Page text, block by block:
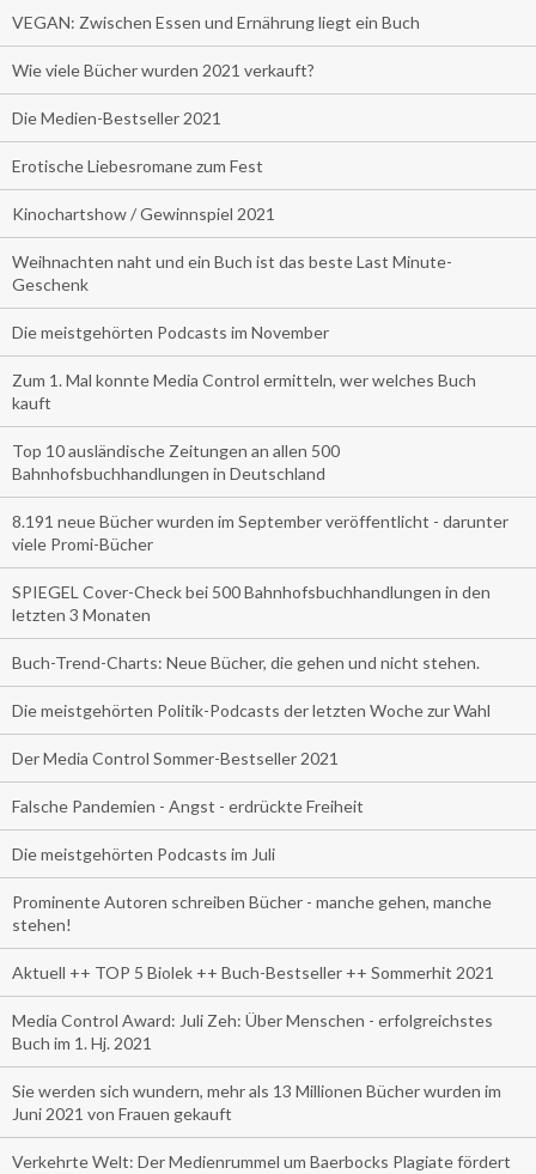
VEGAN: Zwischen Essen und Ernährung liegt ein Buch
Wie viele Bücher wurden 2021 verkauft?
Die Medien-Bestseller 2021
Erotische Liebesromane zum Fest
Kinochartshow / Gewinnspiel 2021
Weihnachten naht und ein Buch ist das beste Last Minute-
Geschenk
Die meistgehörten Podcasts im November
Zum 1. Mal konnte Media Control ermitteln, wer welches Buch
kauft
Top 10 ausländische Zeitungen an allen 500
Bahnhofsbuchhandlungen in Deutschland
8.191 neue Bücher wurden im September veröffentlicht - darunter
viele Promi-Bücher
SPIEGEL Cover-Check bei 500 Bahnhofsbuchhandlungen in den
letzten 3 Monaten
Buch-Trend-Charts: Neue Bücher, die gehen und nicht stehen.
Die meistgehörten Politik-Podcasts der letzten Woche zur Wahl
Der Media Control Sommer-Bestseller 2021
Falsche Pandemien - Angst - erdrückte Freiheit
Die meistgehörten Podcasts im Juli
Prominente Autoren schreiben Bücher - manche gehen, manche
stehen!
Aktuell ++ TOP 5 Biolek ++ Buch-Bestseller ++ Sommerhit 2021
Media Control Award: Juli Zeh: Über Menschen - erfolgreichstes
Buch im 1. Hj. 2021
Sie werden sich wundern, mehr als 13 Millionen Bücher wurden im
Juni 2021 von Frauen gekauft
Verkehrte Welt: Der Medienrummel um Baerbocks Plagiate fördert